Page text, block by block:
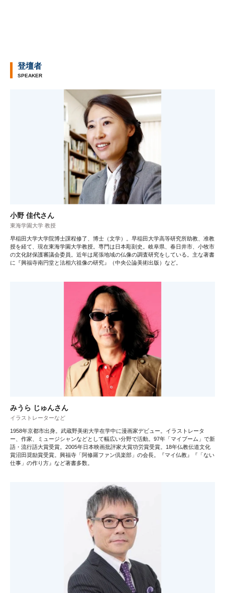
登壇者
SPEAKER
小野 佳代さん
東海学園大学 教授
早稲田大学大学院博士課程修了、博士（文学）。早稲田大学高等研究所助教、准教
授を経て、現在東海学園大学教授。専門は日本彫刻史。岐阜県、春日井市、小牧市
の文化財保護審議会委員。近年は尾張地域の仏像の調査研究をしている。主な著書
に『興福寺南円堂と法相六祖像の研究』（中央公論美術出版）など。
みうら じゅんさん
イラストレーターなど
1958年京都市出身。武蔵野美術大学在学中に漫画家デビュー。イラストレータ
ー、作家、ミュージシャンなどとして幅広い分野で活動。97年「マイブーム」で新
語・流行語大賞受賞。2005年日本映画批評家大賞功労賞受賞。18年仏教伝道文化
賞沼田奨励賞受賞。興福寺「阿修羅ファン倶楽部」の会長。『マイ仏教』『「ない
仕事」の作り方』など著書多数。